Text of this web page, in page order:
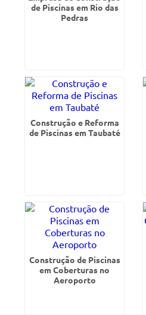
de Piscinas em Rio das
Pedras
Construção e Reforma
de Piscinas em Taubaté
Construção de Piscinas
em Coberturas no
Aeroporto